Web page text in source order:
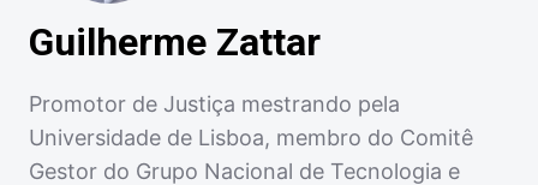
Guilherme Zattar
Promotor de Justiça mestrando pela
Universidade de Lisboa, membro do Comitê
Gestor do Grupo Nacional de Tecnologia e